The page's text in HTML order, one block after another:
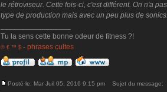
le rétroviseur. Cette fois-ci, c'est différent. On n'a
type de production mais avec un peu plus de
Tu la sens cette bonne odeur de fitness ?!
© € ™ $ - phrases cultes
Posté le: Mar Juil 05, 2016 9:15 pm Sujet du message: